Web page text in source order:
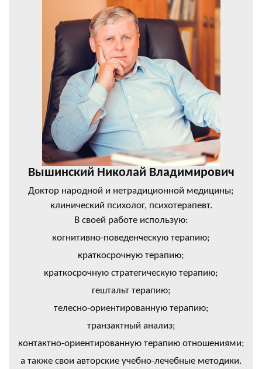
Вышинский Николай Владимирович
Доктор народной и нетрадиционной медицины;
клинический психолог, психотерапевт.
В своей работе использую:
когнитивно-поведенческую терапию;
краткосрочную терапию;
краткосрочную стратегическую терапию;
гештальт терапию;
телесно-ориентированную терапию;
транзактный анализ;
контактно-ориентированную терапию отношениями;
а также свои авторские учебно-лечебные методики.